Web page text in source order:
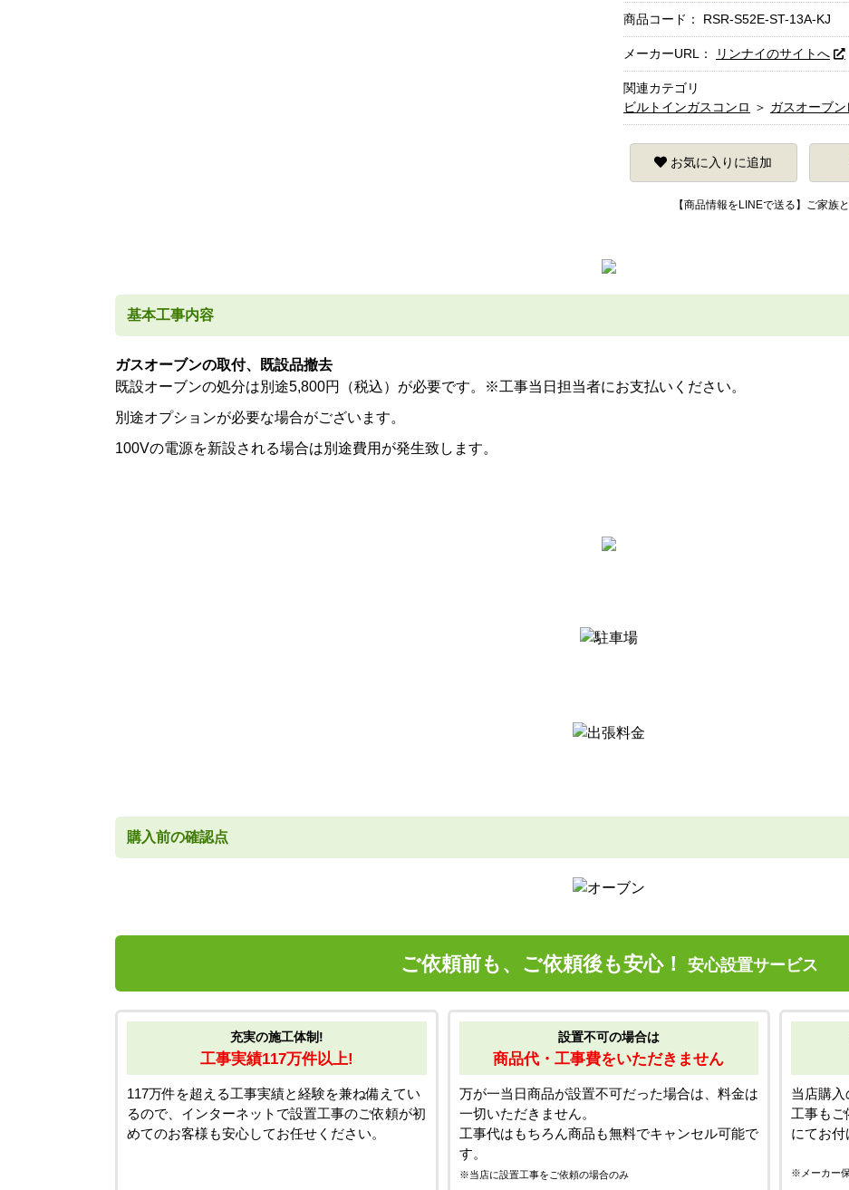
商品コード： RSR-S52E-ST-13A-KJ
メーカーURL： リンナイのサイトへ
関連カテゴリ
ビルトインガスコンロ ＞ ガスオーブン
お気に入りに追加
【商品情報をLINEで送る】ご家族
基本工事内容
ガスオーブンの取付、既設品撤去
既設オーブンの処分は別途5,800円（税込）が必要です。※工事当日担当者にお支払いください。
別途オプションが必要な場合がございます。
100Vの電源を新設される場合は別途費用が発生致します。
購入前の確認点
ご依頼前も、ご依頼後も安心！ 安心設置サービス
充実の施工体制!
工事実績117万件以上!
117万件を超える工事実績と経験を兼ね備えてい
るので、インターネットで設置工事のご依頼が初
めてのお客様も安心してお任せください。
設置不可の場合は
商品代・工事費をいただきません
万が一当日商品が設置不可だった場合は、料金は
一切いただきません。
工事代はもちろん商品も無料でキャンセル可能で
す。
※当店に設置工事をご依頼の場合のみ
当店購入
工事も
にてお付
※メーカー